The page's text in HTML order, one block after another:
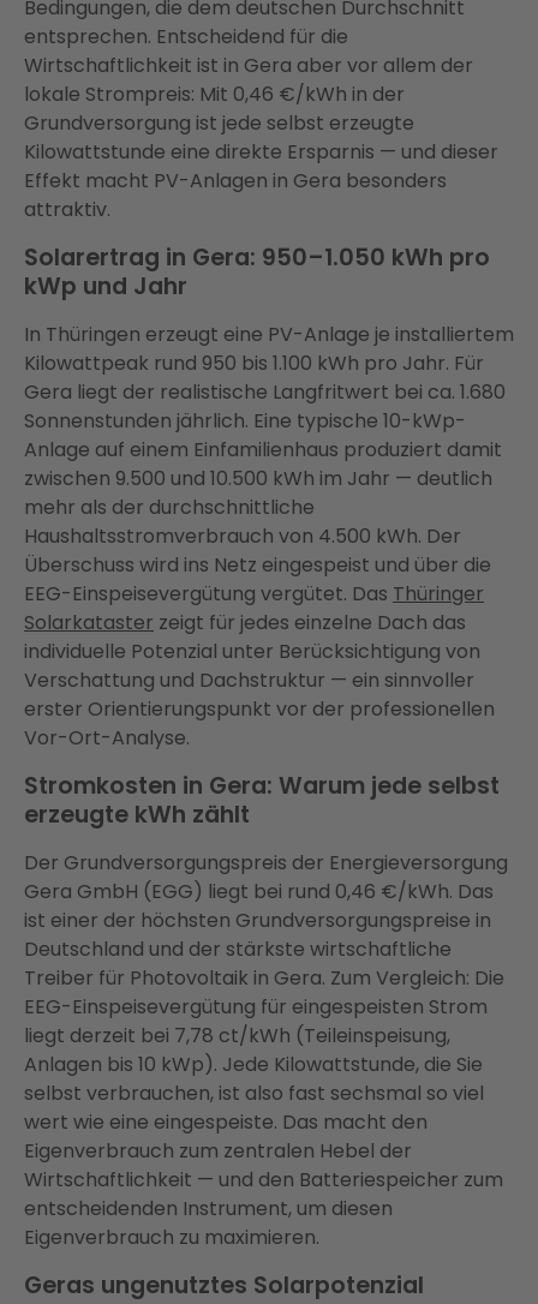
Bedingungen, die dem deutschen Durchschnitt
entsprechen. Entscheidend für die
Wirtschaftlichkeit ist in Gera aber vor allem der
lokale Strompreis: Mit 0,46 €/kWh in der
Grundversorgung ist jede selbst erzeugte
Kilowattstunde eine direkte Ersparnis — und dieser
Effekt macht PV-Anlagen in Gera besonders
attraktiv.
Solarertrag in Gera: 950–1.050 kWh pro
kWp und Jahr
In Thüringen erzeugt eine PV-Anlage je installiertem
Kilowattpeak rund 950 bis 1.100 kWh pro Jahr. Für
Gera liegt der realistische Langfritwert bei ca. 1.680
Sonnenstunden jährlich. Eine typische 10-kWp-
Anlage auf einem Einfamilienhaus produziert damit
zwischen 9.500 und 10.500 kWh im Jahr — deutlich
mehr als der durchschnittliche
Haushaltsstromverbrauch von 4.500 kWh. Der
Überschuss wird ins Netz eingespeist und über die
EEG-Einspeisevergütung vergütet. Das Thüringer
Solarkataster zeigt für jedes einzelne Dach das
individuelle Potenzial unter Berücksichtigung von
Verschattung und Dachstruktur — ein sinnvoller
erster Orientierungspunkt vor der professionellen
Vor-Ort-Analyse.
Stromkosten in Gera: Warum jede selbst
erzeugte kWh zählt
Der Grundversorgungspreis der Energieversorgung
Gera GmbH (EGG) liegt bei rund 0,46 €/kWh. Das
ist einer der höchsten Grundversorgungspreise in
Deutschland und der stärkste wirtschaftliche
Treiber für Photovoltaik in Gera. Zum Vergleich: Die
EEG-Einspeisevergütung für eingespeisten Strom
liegt derzeit bei 7,78 ct/kWh (Teileinspeisung,
Anlagen bis 10 kWp). Jede Kilowattstunde, die Sie
selbst verbrauchen, ist also fast sechsmal so viel
wert wie eine eingespeiste. Das macht den
Eigenverbrauch zum zentralen Hebel der
Wirtschaftlichkeit — und den Batteriespeicher zum
entscheidenden Instrument, um diesen
Eigenverbrauch zu maximieren.
Geras ungenutztes Solarpotenzial